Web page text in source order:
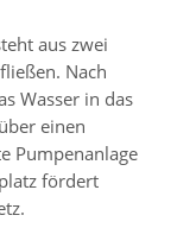
aus zwei
Nach
Wasser in das
einen
Pumpenanlage
fördert